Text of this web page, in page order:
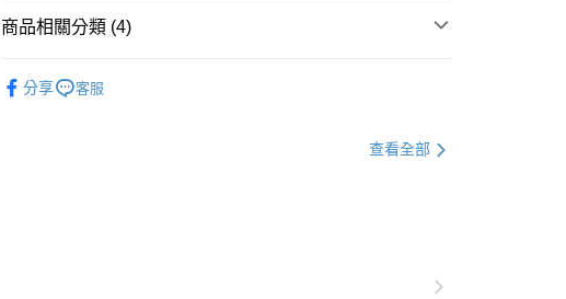
每筆NT$60，滿NT$1,000(含以上)免運費
商品相關分類 (4)
分享 客服
查看全部